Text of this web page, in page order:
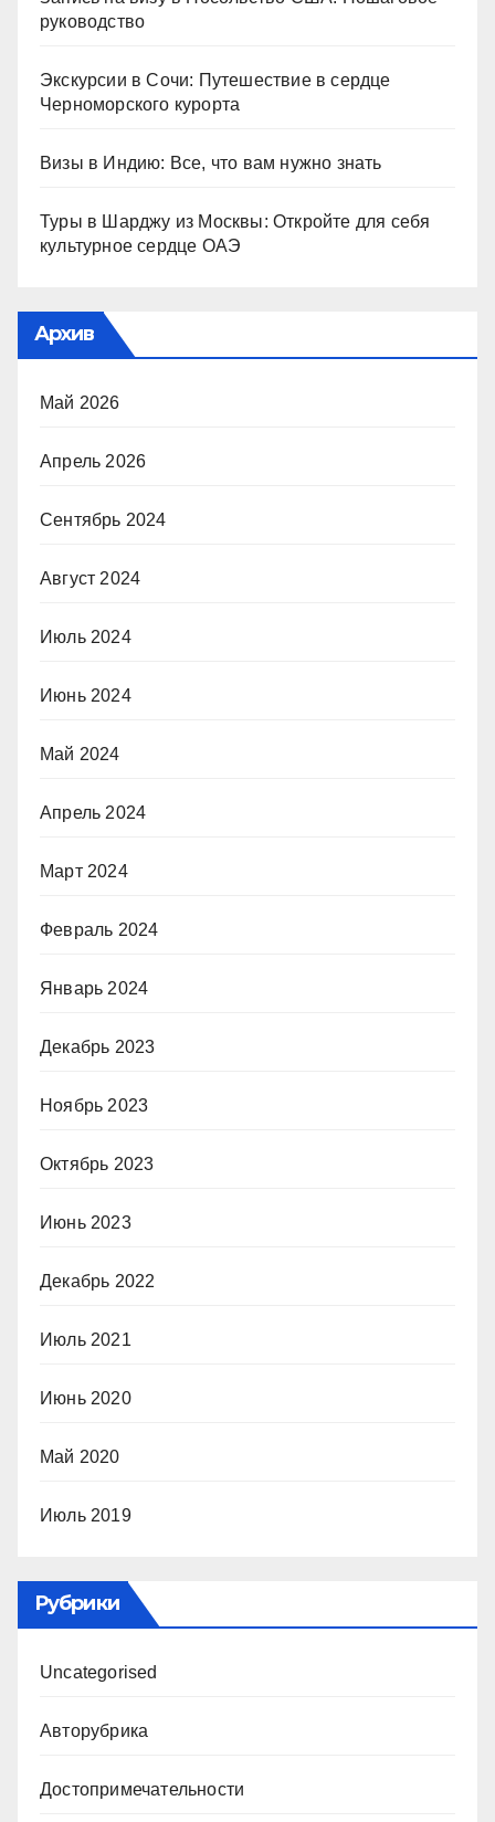
руководство
Экскурсии в Сочи: Путешествие в сердце
Черноморского курорта
Визы в Индию: Все, что вам нужно знать
Туры в Шарджу из Москвы: Откройте для себя
культурное сердце ОАЭ
Архив
Май 2026
Апрель 2026
Сентябрь 2024
Август 2024
Июль 2024
Июнь 2024
Май 2024
Апрель 2024
Март 2024
Февраль 2024
Январь 2024
Декабрь 2023
Ноябрь 2023
Октябрь 2023
Июнь 2023
Декабрь 2022
Июль 2021
Июнь 2020
Май 2020
Июль 2019
Рубрики
Uncategorised
Авторубрика
Достопримечательности